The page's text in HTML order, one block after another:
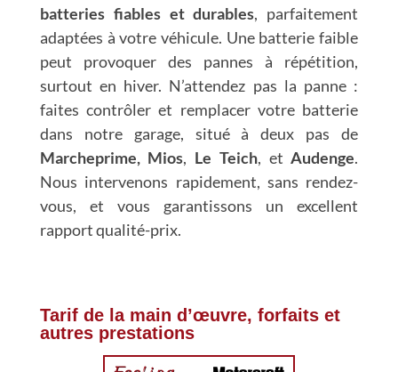
batteries fiables et durables, parfaitement
adaptées à votre véhicule. Une batterie faible
peut provoquer des pannes à répétition,
surtout en hiver. N’attendez pas la panne :
faites contrôler et remplacer votre batterie
dans notre garage, situé à deux pas de
Marcheprime, Mios, Le Teich, etAudenge.
Nous intervenons rapidement, sans rendez-
vous, et vous garantissons un excellent
rapport qualité-prix.
Tarif de la main d’œuvre, forfaits et
autres prestations